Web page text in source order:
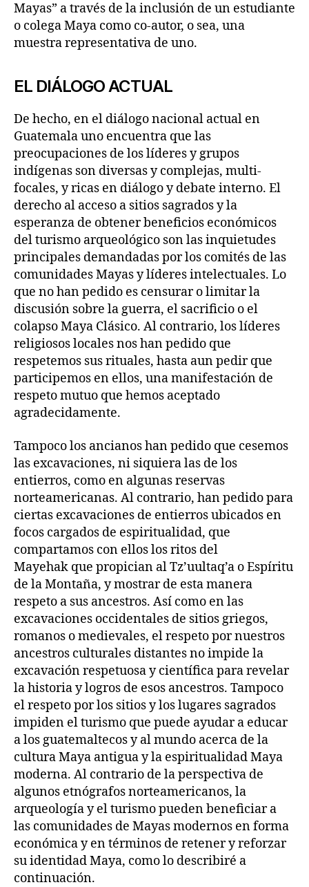
Mayas” a través de la inclusión de un estudiante
o colega Maya como co-autor, o sea, una
muestra representativa de uno.
EL DIÁLOGO ACTUAL
De hecho, en el diálogo nacional actual en
Guatemala uno encuentra que las
preocupaciones de los líderes y grupos
indígenas son diversas y complejas, multi-
focales, y ricas en diálogo y debate interno. El
derecho al acceso a sitios sagrados y la
esperanza de obtener beneficios económicos
del turismo arqueológico son las inquietudes
principales demandadas por los comités de las
comunidades Mayas y líderes intelectuales. Lo
que no han pedido es censurar o limitar la
discusión sobre la guerra, el sacrificio o el
colapso Maya Clásico. Al contrario, los líderes
religiosos locales nos han pedido que
respetemos sus rituales, hasta aun pedir que
participemos en ellos, una manifestación de
respeto mutuo que hemos aceptado
agradecidamente.
Tampoco los ancianos han pedido que cesemos
las excavaciones, ni siquiera las de los
entierros, como en algunas reservas
norteamericanas. Al contrario, han pedido para
ciertas excavaciones de entierros ubicados en
focos cargados de espiritualidad, que
compartamos con ellos los ritos del
Mayehak que propician al Tz’uultaq’a o Espíritu
de la Montaña, y mostrar de esta manera
respeto a sus ancestros. Así como en las
excavaciones occidentales de sitios griegos,
romanos o medievales, el respeto por nuestros
ancestros culturales distantes no impide la
excavación respetuosa y científica para revelar
la historia y logros de esos ancestros. Tampoco
el respeto por los sitios y los lugares sagrados
impiden el turismo que puede ayudar a educar
a los guatemaltecos y al mundo acerca de la
cultura Maya antigua y la espiritualidad Maya
moderna. Al contrario de la perspectiva de
algunos etnógrafos norteamericanos, la
arqueología y el turismo pueden beneficiar a
las comunidades de Mayas modernos en forma
económica y en términos de retener y reforzar
su identidad Maya, como lo describiré a
continuación.